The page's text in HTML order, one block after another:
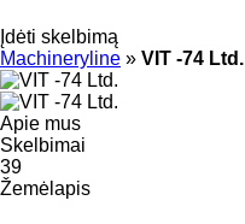
Įdėti skelbimą
Machineryline » VIT -74 Ltd.
Apie mus
Skelbimai
39
Žemėlapis